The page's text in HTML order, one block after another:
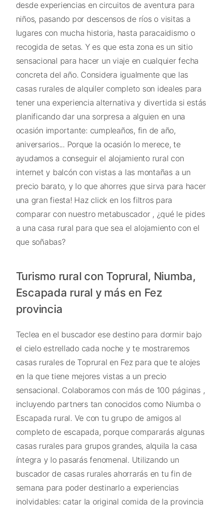
desde experiencias en circuitos de aventura para
niños, pasando por descensos de ríos o visitas a
lugares con mucha historia, hasta paracaidismo o
recogida de setas. Y es que esta zona es un sitio
sensacional para hacer un viaje en cualquier fecha
concreta del año. Considera igualmente que las
casas rurales de alquiler completo son ideales para
tener una experiencia alternativa y divertida si estás
planificando dar una sorpresa a alguien en una
ocasión importante: cumpleaños, fin de año,
aniversarios... Porque la ocasión lo merece, te
ayudamos a conseguir el alojamiento rural con
internet y balcón con vistas a las montañas a un
precio barato, y lo que ahorres ¡que sirva para hacer
una gran fiesta! Haz click en los filtros para
comparar con nuestro metabuscador , ¿qué le pides
a una casa rural para que sea el alojamiento con el
que soñabas?
Turismo rural con Toprural, Niumba,
Escapada rural y más en Fez
provincia
Teclea en el buscador ese destino para dormir bajo
el cielo estrellado cada noche y te mostraremos
casas rurales de Toprural en Fez para que te alojes
en la que tiene mejores vistas a un precio
sensacional. Colaboramos con más de 100 páginas ,
incluyendo partners tan conocidos como Niumba o
Escapada rural. Ve con tu grupo de amigos al
completo de escapada, porque compararás algunas
casas rurales para grupos grandes, alquila la casa
íntegra y lo pasarás fenomenal. Utilizando un
buscador de casas rurales ahorrarás en tu fin de
semana para poder destinarlo a experiencias
inolvidables: catar la original comida de la provincia